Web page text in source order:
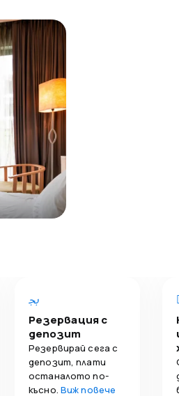
Резервация с
депозит
Резервирай сега с
депозит, плати
останалото по-
късно. Виж повече